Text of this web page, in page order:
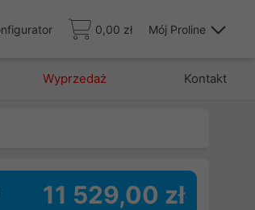
0,00 zł Mój Proline
Wyprzedaż Kontakt
11 529,00 zł